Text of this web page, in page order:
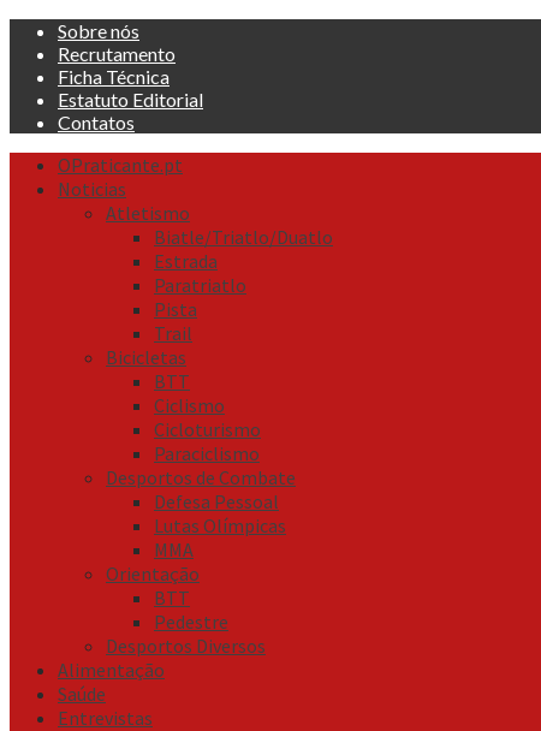
Skip
content
Sobre nós
Recrutamento
Ficha Técnica
Estatuto Editorial
Contatos
Primary
Menu
OPraticante.pt
Noticias
Atletismo
Biatle/Triatlo/Duatlo
Estrada
Paratriatlo
Pista
Trail
Bicicletas
BTT
Ciclismo
Cicloturismo
Paraciclismo
Desportos de Combate
Defesa Pessoal
Lutas Olímpicas
MMA
Orientação
BTT
Pedestre
Desportos Diversos
Alimentação
Saúde
Entrevistas